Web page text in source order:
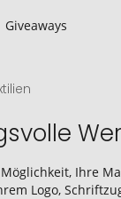
Giveaways
Ihre
Logo,